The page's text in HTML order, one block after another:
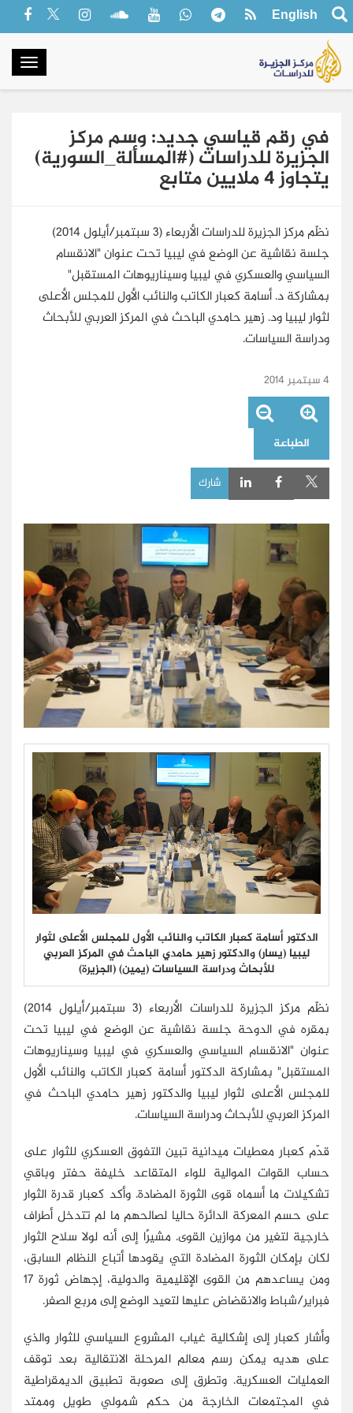
English
في رقم قياسي جديد: وسم مركز
الجزيرة للدراسات (#المسألة_السورية)
يتجاوز 4 ملايين متابع
نظّم مركز الجزيرة للدراسات الأربعاء (3 سبتمبر/أيلول 2014)
جلسة نقاشية عن الوضع في ليبيا تحت عنوان "الانقسام
السياسي والعسكري في ليبيا وسيناريوهات المستقبل"
بمشاركة د. أسامة كعبار الكاتب والنائب الأول للمجلس الأعلى
لثوار ليبيا ود. زهير حامدي الباحث في المركز العربي للأبحاث
ودراسة السياسات.
4 سبتمبر 2014
الطباعة
شارك
الدكتور أسامة كعبار الكاتب والنائب الأول للمجلس الأعلى لثوار
ليبيا (يسار) والدكتور زهير حامدي الباحث في المركز العربي
للأبحاث ودراسة السياسات (يمين) (الجزيرة)
نظّم مركز الجزيرة للدراسات الأربعاء (3 سبتمبر/أيلول 2014)
بمقره في الدوحة جلسة نقاشية عن الوضع في ليبيا تحت
عنوان "الانقسام السياسي والعسكري في ليبيا وسيناريوهات
المستقبل" بمشاركة الدكتور أسامة كعبار الكاتب والنائب الأول
للمجلس الأعلى لثوار ليبيا والدكتور زهير حامدي الباحث في
المركز العربي للأبحاث ودراسة السياسات.
قدّم كعبار معطيات ميدانية تبين التفوق العسكري للثوار على
حساب القوات الموالية للواء المتقاعد خليفة حفتر وباقي
تشكيلات ما أسماه قوى الثورة المضادة. وأكد كعبار قدرة الثوار
على حسم المعركة الدائرة حاليا لصالحهم ما لم تتدخل أطراف
خارجية لتغير من موازين القوى. مشيرًا إلى أنه لولا سلاح الثوار
لكان بإمكان الثورة المضادة التي يقودها أتباع النظام السابق،
ومن يساعدهم من القوى الإقليمية والدولية، إجهاض ثورة 17
فبراير/شباط والانقضاض عليها لتعيد الوضع إلى مربع الصفر.
وأشار كعبار إلى إشكالية غياب المشروع السياسي للثوار والذي
على هديه يمكن رسم معالم المرحلة الانتقالية بعد توقف
العمليات العسكرية. وتطرق إلى صعوبة تطبيق الديمقراطية
في المجتمعات الخارجة من حكم شمولي طويل وممتد